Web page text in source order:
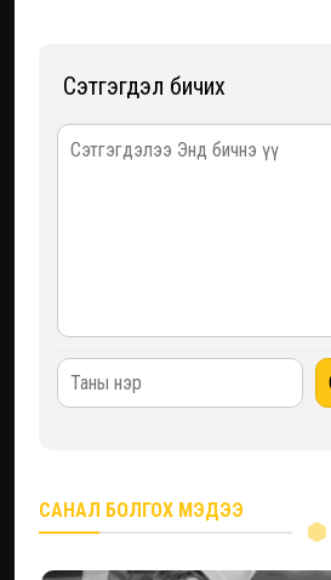
Сэтгэгдэл бичих
САНАЛ БОЛГОХ МЭДЭЭ